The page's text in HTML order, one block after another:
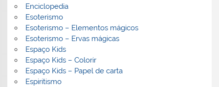
Enciclopedia
Esoterismo
Esoterismo – Elementos mágicos
Esoterismo – Ervas mágicas
Espaço Kids
Espaço Kids – Colorir
Espaço Kids – Papel de carta
Espiritismo